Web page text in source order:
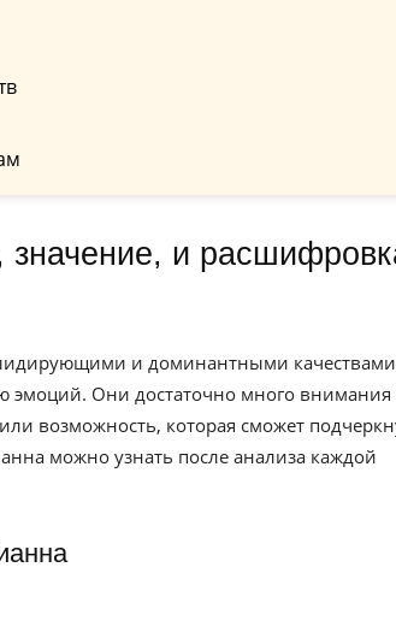
и доминантными
эмоций. Они достаточно много внимания
возможность, которая сможет
можно узнать после анализа каждой